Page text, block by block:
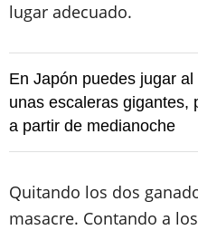
lugar adecuado.
En Japón puedes jugar al
unas escaleras gigantes,
a partir de medianoche
Quitando los dos
masacre. Contando a